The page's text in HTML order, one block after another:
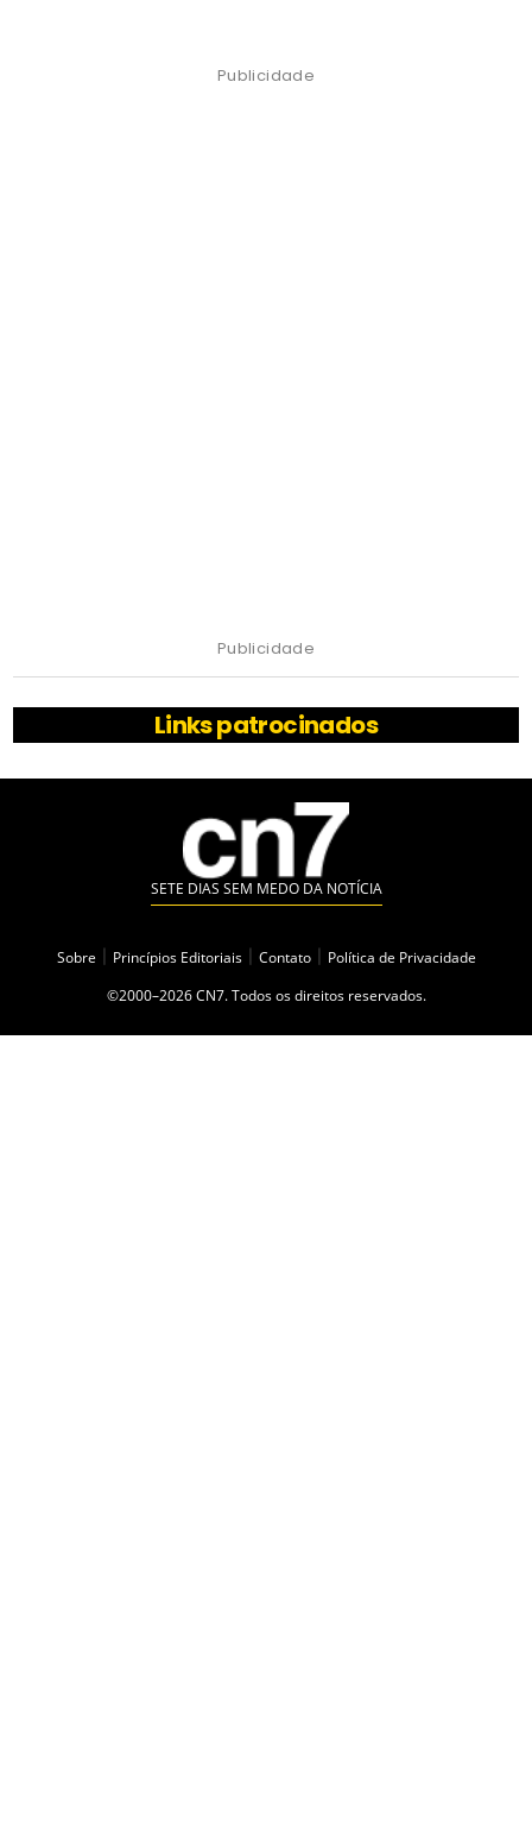
Publicidade
Publicidade
Links patrocinados
SETE DIAS SEM MEDO DA NOTÍCIA
Sobre Princípios Editoriais Contato
Política de Privacidade
©2000–2026 CN7. Todos os direitos reservados.